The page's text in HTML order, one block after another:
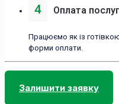
4 Оплата послуг
Працюємо як із
форми оплати.
Залишити заявку